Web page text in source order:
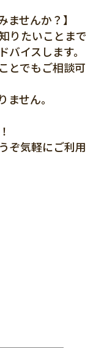
ませんか？】
りたいことまで
イスします。
とでもご相談可
せん。
ぞ気軽にご利用